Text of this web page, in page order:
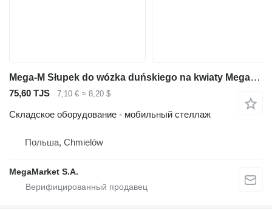
Mega-M Słupek do wózka duńskiego na kwiaty Mega-M H-180 cm ocynk
75,60 TJS 7,10 € ≈ 8,20 $
Складское оборудование - мобильный стеллаж
Польша, Chmielów
MegaMarket S.A.